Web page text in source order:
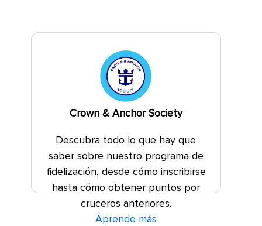
Crown & Anchor Society
Descubra todo lo que hay que
saber sobre nuestro programa de
fidelización, desde cómo inscribirse
hasta cómo obtener puntos por
cruceros anteriores.
Aprende más